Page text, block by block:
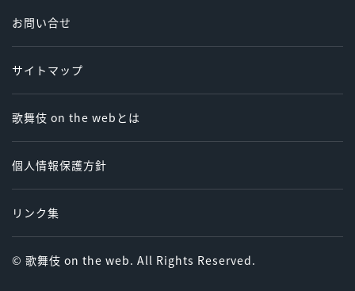
お問い合せ
サイトマップ
歌舞伎 on the webとは
個人情報保護方針
リンク集
© 歌舞伎 on the web. All Rights Reserved.